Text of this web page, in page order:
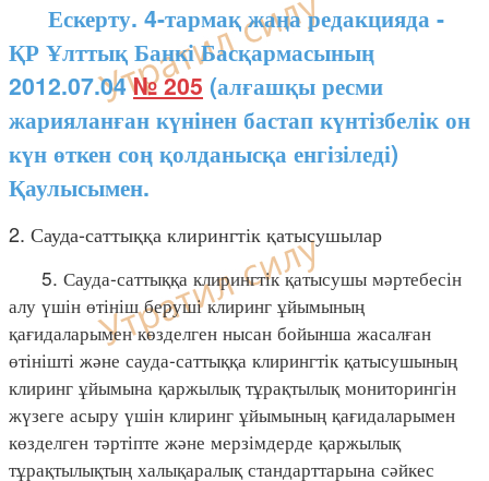
Ескерту. 4-тармақ жаңа редакцияда -
ҚР Ұлттық Банкі Басқармасының
2012.07.04№ 205 (алғашқы ресми
жарияланған күнінен бастап күнтізбелік он
күн өткен соң қолданысқа енгізіледі)
Қаулысымен.
2. Сауда-саттыққа клирингтік қатысушылар
5. Сауда-саттыққа клирингтік қатысушы мәртебесін
алу үшін өтініш беруші клиринг ұйымының
қағидаларымен көзделген нысан бойынша жасалған
өтінішті және сауда-саттыққа клирингтік қатысушының
клиринг ұйымына қаржылық тұрақтылық мониторингін
жүзеге асыру үшін клиринг ұйымының қағидаларымен
көзделген тәртіпте және мерзімдерде қаржылық
тұрақтылықтың халықаралық стандарттарына сәйкес